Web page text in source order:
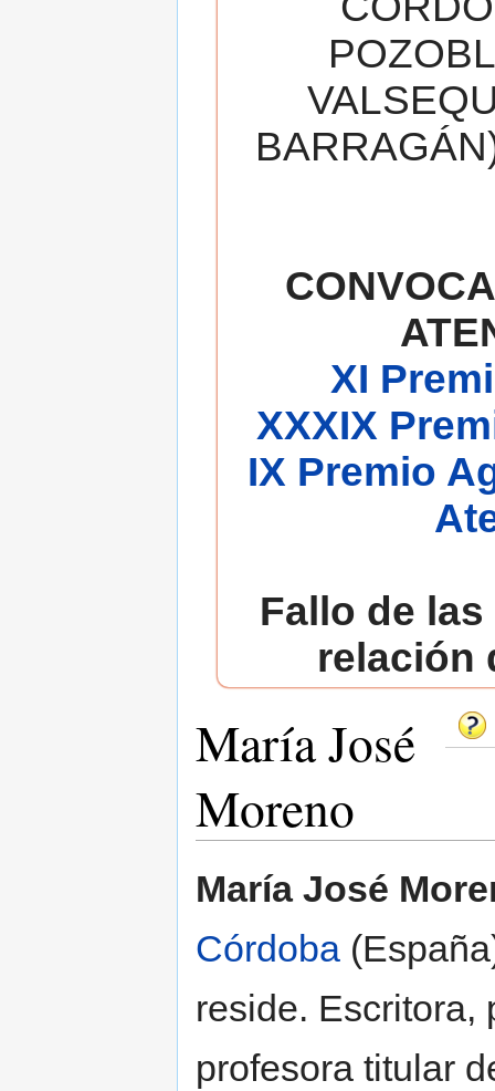
XI
XXXIX
IX Premio
Fallo de
relación
María José
Moreno
María José
Córdoba
reside. Escritora,
profesora titular